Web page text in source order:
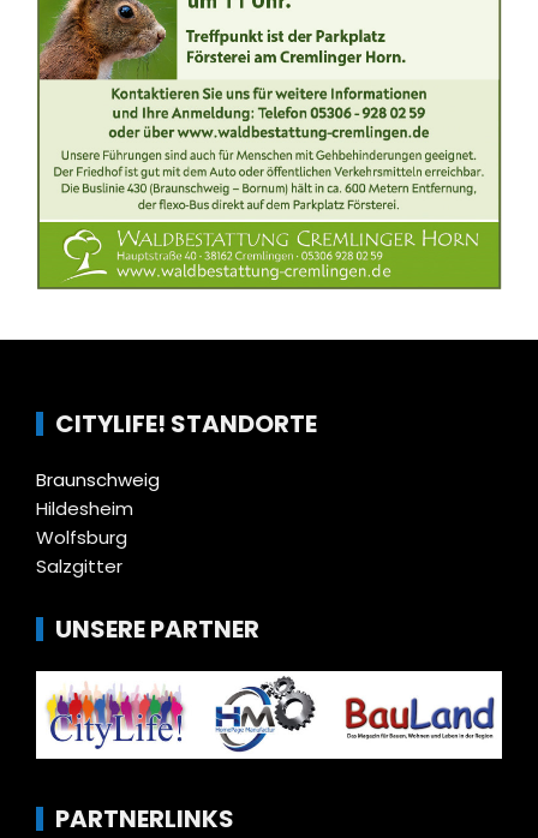
CITYLIFE! STANDORTE
Braunschweig
Hildesheim
Wolfsburg
Salzgitter
UNSERE PARTNER
PARTNERLINKS